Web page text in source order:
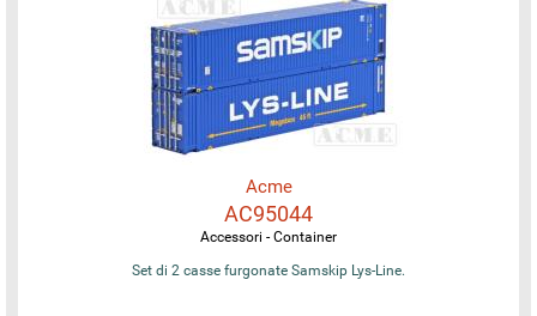
Acme
AC95044
Accessori - Container
Set di 2 casse furgonate Samskip Lys-Line.